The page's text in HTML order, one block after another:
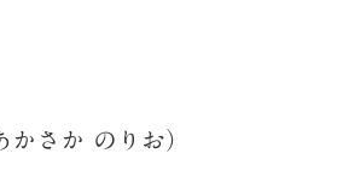
さか のりお）